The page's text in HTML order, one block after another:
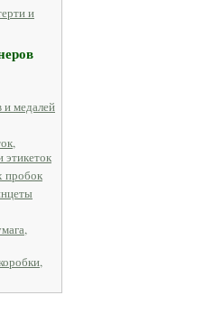
и
и медалей
этикеток
пробок